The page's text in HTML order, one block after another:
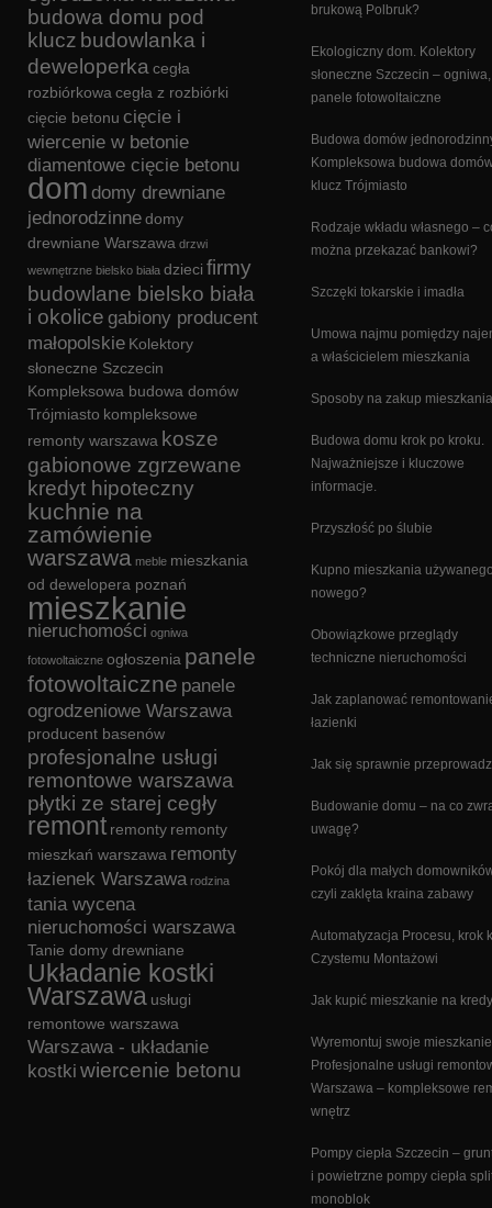
budowa domu pod
klucz budowlanka i
deweloperka cegła
rozbiórkowa cegła z rozbiórki
cięcie betonu cięcie i
wiercenie w betonie
diamentowe cięcie betonu
dom domy drewniane
jednorodzinnedomy
drewniane Warszawa drzwi
wewnętrzne bielsko biała dzieci firmy
budowlane bielsko biała
i okolice gabiony producent
małopolskie Kolektory
słoneczne Szczecin
Kompleksowa budowa domów
Trójmiasto kompleksowe
remonty warszawa kosze
gabionowe zgrzewane
kredyt hipoteczny
kuchnie na
zamówienie
warszawa meble mieszkania
od dewelopera poznań
mieszkanie
nieruchomości ogniwa
fotowoltaiczne ogłoszenia panele
fotowoltaiczne panele
ogrodzeniowe Warszawa
producent basenów
profesjonalne usługi
remontowe warszawa
płytki ze starej cegły
remont remonty remonty
mieszkań warszawa remonty
łazienek Warszawa rodzina
tania wycena
nieruchomości warszawa
Tanie domy drewniane
Układanie kostki
Warszawa usługi
remontowe warszawa
Warszawa - układanie
kostki wiercenie betonu
brukową Polbruk?
Ekologiczny dom. Kolektory
słoneczne Szczecin – ogniwa,
panele fotowoltaiczne
Budowa domów
Kompleksowa budowa
klucz Trójmiasto
Rodzaje wkładu własnego –
można przekazać bankowi?
Szczęki tokarskie i imadła
Umowa najmu pomiędzy
a właścicielem mieszkania
Sposoby na zakup mieszkania
Budowa domu krok po kroku.
Najważniejsze i kluczowe
informacje.
Przyszłość po ślubie
Kupno mieszkania
nowego?
Obowiązkowe przeglądy
techniczne nieruchomości
Jak zaplanować
łazienki
Jak się sprawnie
Budowanie domu – na co
uwagę?
Pokój dla małych
czyli zaklęta kraina zabawy
Automatyzacja Procesu, krok
Czystemu Montażowi
Jak kupić mieszkanie na
Wyremontuj swoje
Profesjonalne usługi
Warszawa – kompleksowe
wnętrz
Pompy ciepła Szczecin –
i powietrzne pompy ciepła
monoblok